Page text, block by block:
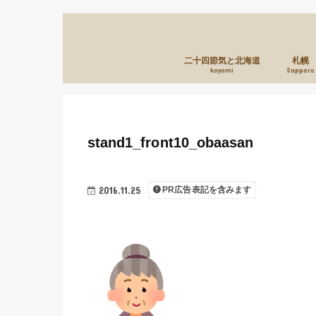
二十四節気と北海道
koyomi
札幌
Sapporo
2016.11.25 PR広告表記を含みます
stand1_front10_obaasan